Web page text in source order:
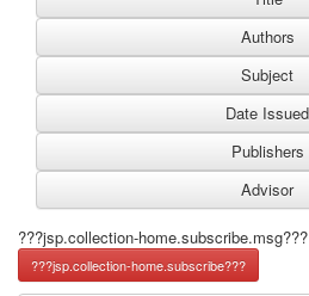
???jsp.collection-home.subscribe.msg???